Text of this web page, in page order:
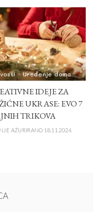
Uređenje doma
IDEJE ZA
UKRASE: EVO 7
TRIKOVA
AŽURIRANO 18.11.2024.